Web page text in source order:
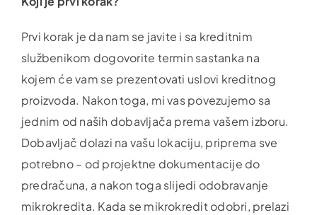
Prvi korak je da nam se javite i sa kreditnim
službenikom dogovorite termin sastanka na
kojem će vam se prezentovati uslovi kreditnog
proizvoda. Nakon toga, mi vas povezujemo sa
jednim od naših dobavljača prema vašem izboru.
Dobavljač dolazi na vašu lokaciju, priprema sve
potrebno – od projektne dokumentacije do
predračuna, a nakon toga slijedi odobravanje
mikrokredita. Kada se mikrokredit odobri, prelazi